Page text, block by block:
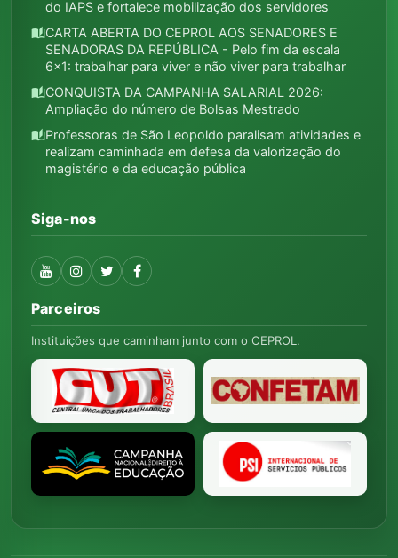
do IAPS e fortalece mobilização dos servidores
auto_storiesCARTA ABERTA DO CEPROL AOS SENADORES E
SENADORAS DA REPÚBLICA - Pelo fim da escala
6x1: trabalhar para viver e não viver para trabalhar
auto_storiesCONQUISTA DA CAMPANHA SALARIAL 2026:
Ampliação do número de Bolsas Mestrado
auto_storiesProfessoras de São Leopoldo paralisam atividades e
realizam caminhada em defesa da valorização do
magistério e da educação pública
Siga-nos
Parceiros
Instituições que caminham junto com o CEPROL.